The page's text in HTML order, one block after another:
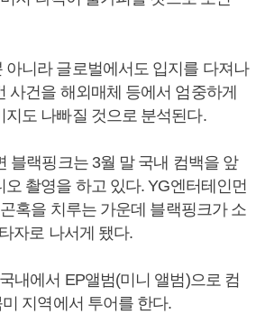
아니라 글로벌에서도 입지를 다져나
사건을 해외매체 등에서 엄중하게
지도 나빠질 것으로 분석된다.
블랙핑크는 3월 말 국내 컴백을 앞
오 촬영을 하고 있다. YG엔터테인먼
곤혹을 치루는 가운데 블랙핑크가 소
자로 나서게 됐다.
내에서 EP앨범(미니 앨범)으로 컴
지역에서 투어를 한다.